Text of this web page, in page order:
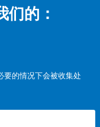
们的：
要的情况下会被收集处